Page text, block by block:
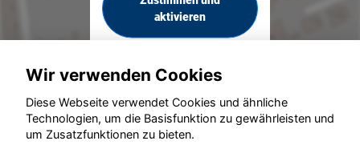
aktivieren
© konjunkturmotor.de GmbH 2020 - 2026
Wir verwenden Cookies
Diese Webseite verwendet Cookies und ähnliche
Technologien, um die Basisfunktion zu gewährleisten und
um Zusatzfunktionen zu bieten.